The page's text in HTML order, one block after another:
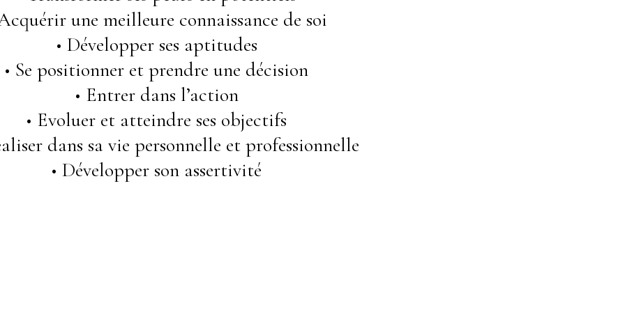
une meilleure connaissance de soi
• Développer ses aptitudes
• Se positionner et prendre une décision
• Entrer dans l’action
• Evoluer et atteindre ses objectifs
dans sa vie personnelle et professionnelle
• Développer son assertivité